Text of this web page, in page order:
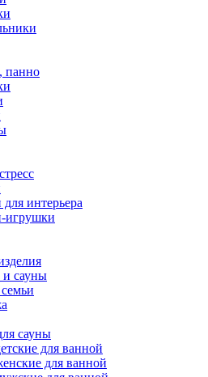
панно
интерьера
игрушки
и сауны
сауны
для ванной
для ванной